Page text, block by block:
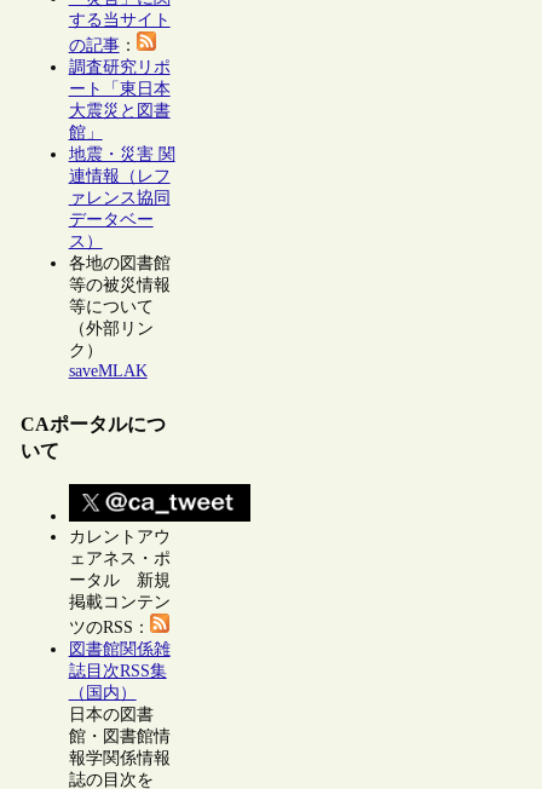
する当サイト
の記事：
調査研究リポ
ート「東日本
大震災と図書
館」
地震・災害 関
連情報（レフ
ァレンス協同
データベー
ス）
各地の図書館
等の被災情報
等について
（外部リン
ク）
saveMLAK
CAポータルにつ
いて
カレントアウ
ェアネス・ポ
ータル 新規
掲載コンテン
ツのRSS：
図書館関係雑
誌目次RSS集
（国内）
日本の図書
館・図書館情
報学関係情報
誌の目次を